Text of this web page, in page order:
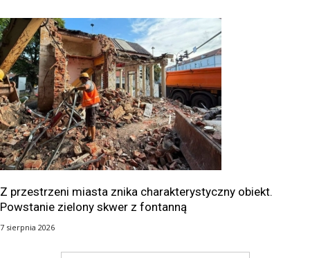
Z przestrzeni miasta znika charakterystyczny obiekt.
Powstanie zielony skwer z fontanną
7 sierpnia 2026